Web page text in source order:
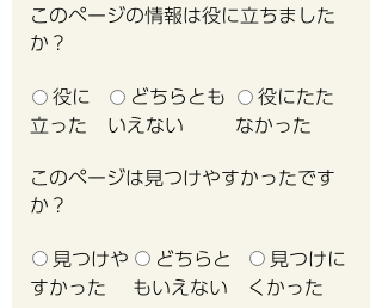
このページの情報は役に立ちました
か？
役に
立った
どちらとも
いえない
役にたた
なかった
このページは見つけやすかったです
か？
見つけや
すかった
どちらと
もいえない
見つけに
くかった